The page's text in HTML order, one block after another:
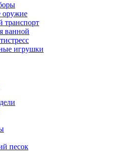
оружие
ванной
игрушки
песок